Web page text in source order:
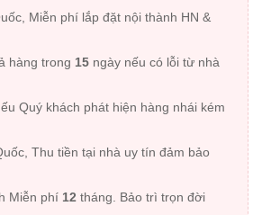
Miễn phí lắp đặt nội thành HN &
hàng trong 15 ngày nếu có lỗi từ nhà
Quý khách phát hiện hàng nhái kém
Thu tiền tại nhà uy tín đảm bảo
Miễn phí 12 tháng. Bảo trì trọn đời